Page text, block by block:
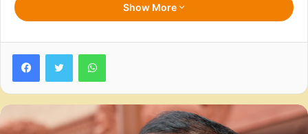
पत्र में आगे कहा गया, “साथ ही पूजा पाल को समाजवादी पार्टी के सभी अन्य
कार्यक्रम या मीटिंग आदि में हिस्सा नहीं लेंगीं और न ही उनको इसके लिए
आमंत्रित किया जाएगा।”
मैराथन चर्चा को संबोधित करते हुए सपा विधायक पूजा पाल ने कहा था, “मैंने
Show More
FacebookTwitter WhatsApp